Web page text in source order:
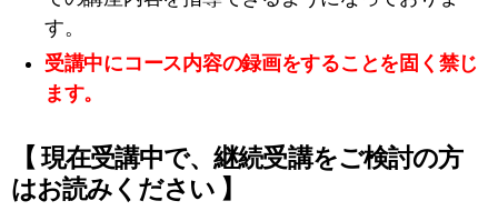
す。
受講中にコース内容の録画をすることを固く禁じ
ます。
【 現在受講中で、継続受講をご検討の方
はお読みください 】